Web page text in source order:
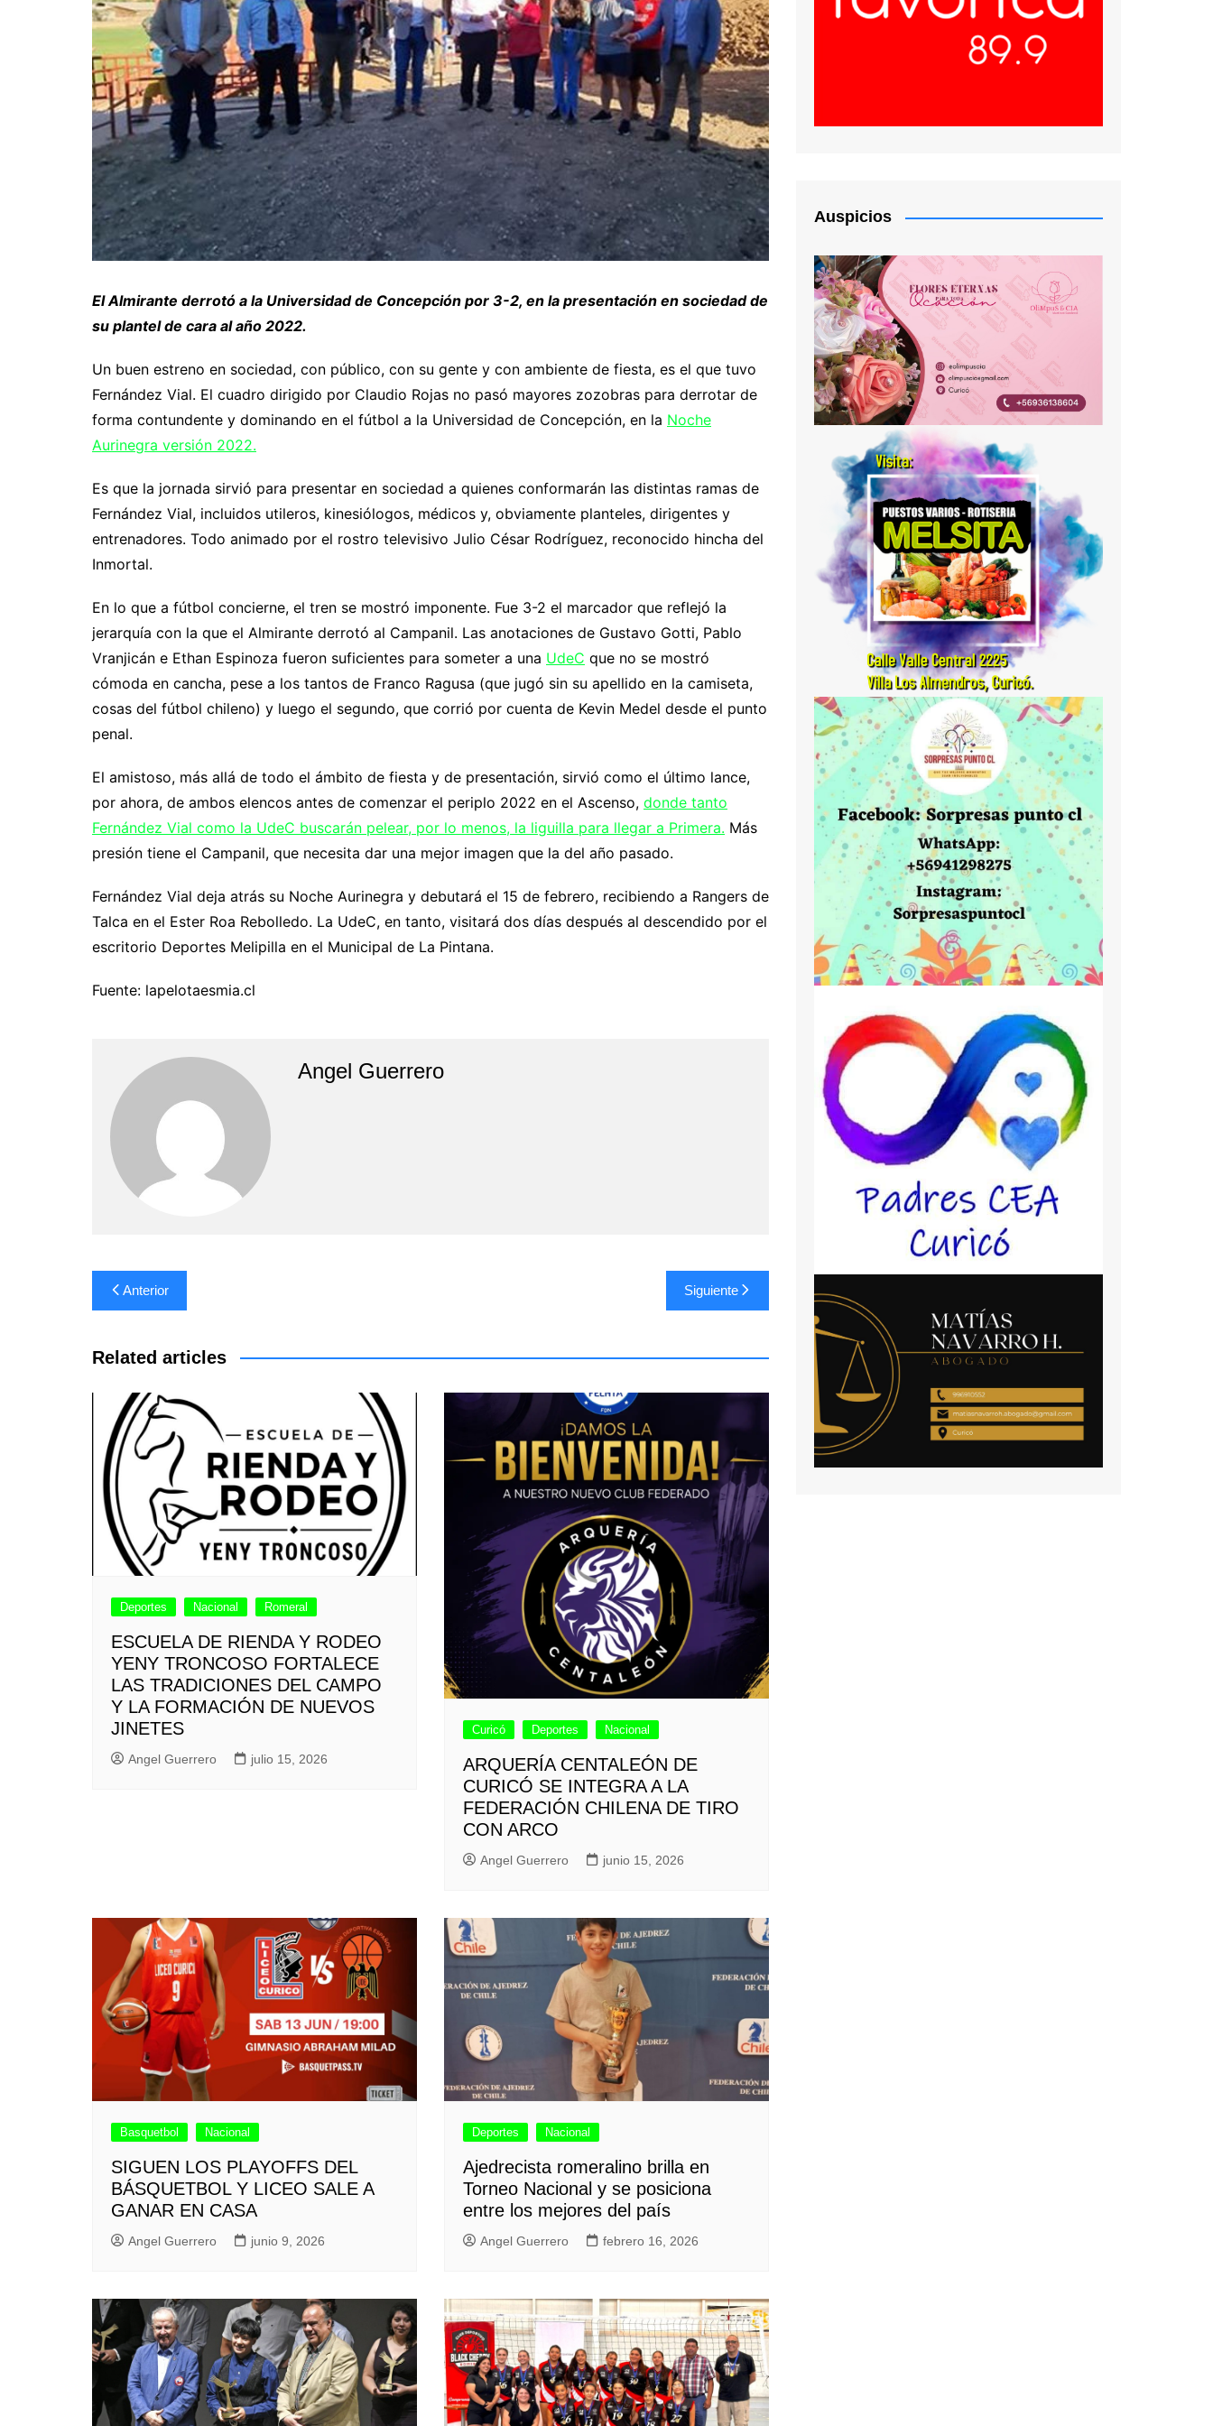
El Almirante derrotó a la Universidad de Concepción por 3-2, en la presentación en sociedad de
su plantel de cara al año 2022.
Un buen estreno en sociedad, con público, con su gente y con ambiente de fiesta, es el que tuvo
Fernández Vial. El cuadro dirigido por Claudio Rojas no pasó mayores zozobras para derrotar de
forma contundente y dominando en el fútbol a la Universidad de Concepción, en la Noche
Aurinegra versión 2022.
Es que la jornada sirvió para presentar en sociedad a quienes conformarán las distintas ramas de
Fernández Vial, incluidos utileros, kinesiólogos, médicos y, obviamente planteles, dirigentes y
entrenadores. Todo animado por el rostro televisivo Julio César Rodríguez, reconocido hincha del
Inmortal.
En lo que a fútbol concierne, el tren se mostró imponente. Fue 3-2 el marcador que reflejó la
jerarquía con la que el Almirante derrotó al Campanil. Las anotaciones de Gustavo Gotti, Pablo
Vranjicán e Ethan Espinoza fueron suficientes para someter a una UdeC que no se mostró
cómoda en cancha, pese a los tantos de Franco Ragusa (que jugó sin su apellido en la camiseta,
cosas del fútbol chileno) y luego el segundo, que corrió por cuenta de Kevin Medel desde el punto
penal.
El amistoso, más allá de todo el ámbito de fiesta y de presentación, sirvió como el último lance,
por ahora, de ambos elencos antes de comenzar el periplo 2022 en el Ascenso, donde tanto
Fernández Vial como la UdeC buscarán pelear, por lo menos, la liguilla para llegar a Primera. Más
presión tiene el Campanil, que necesita dar una mejor imagen que la del año pasado.
Fernández Vial deja atrás su Noche Aurinegra y debutará el 15 de febrero, recibiendo a Rangers de
Talca en el Ester Roa Rebolledo. La UdeC, en tanto, visitará dos días después al descendido por el
escritorio Deportes Melipilla en el Municipal de La Pintana.
Fuente: lapelotaesmia.cl
Angel Guerrero
Navegación
de
entradas
Anterior Siguiente
Related articles
Deportes Nacional Romeral
ESCUELA DE RIENDA Y RODEO
YENY TRONCOSO FORTALECE
LAS TRADICIONES DEL CAMPO
Y LA FORMACIÓN DE NUEVOS
JINETES
Angel Guerrero julio 15, 2026
Curicó Deportes Nacional
ARQUERÍA CENTALEÓN DE
CURICÓ SE INTEGRA A LA
FEDERACIÓN CHILENA DE TIRO
CON ARCO
Angel Guerrero junio 15, 2026
Basquetbol Nacional
SIGUEN LOS PLAYOFFS DEL
BÁSQUETBOL Y LICEO SALE A
GANAR EN CASA
Angel Guerrero junio 9, 2026
Deportes Nacional
Ajedrecista romeralino brilla en
Torneo Nacional y se posiciona
entre los mejores del país
Angel Guerrero febrero 16, 2026
Auspicios